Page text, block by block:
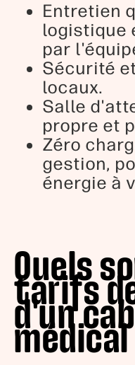
Entretien
logistique
par
Sécurité
locaux.
Salle
propre et
Zéro
gestion,
énergie à
Quels
tarifs
d'un
médical